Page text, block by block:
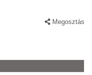
Megosztás